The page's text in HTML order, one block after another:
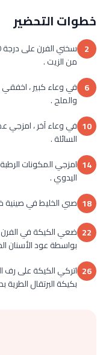
خطوات التحضير
2
من الزيت .
6 في وعاء كبير ، اخفقي
والملح .
10 في وعاء آخر ، امزجي
السائلة .
14 امزجي المكونات
اليدوي .
18 صبي الخليط في صينية
22
بواسطة عود الأسنان
26 اتركي الكيكة على رف
بكيكة البرتقال